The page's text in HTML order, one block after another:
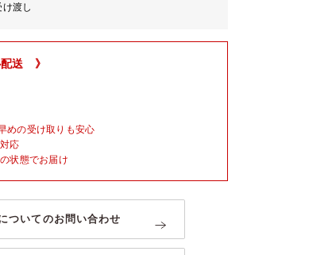
渡し
送 》
めの受け取りも安心
応
状態でお届け
ついてのお問い合わせ